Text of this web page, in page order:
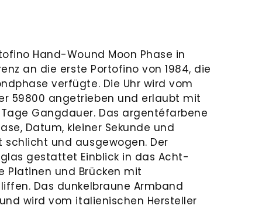
Hand-Wound Moon Phase in
an die erste Portofino von 1984, die
verfügte. Die Uhr wird vom
59800 angetrieben und erlaubt mit
Gangdauer. Das argentéfarbene
Datum, kleiner Sekunde und
schlicht und ausgewogen. Der
gestattet Einblick in das Acht-
Platinen und Brücken mit
Das dunkelbraune Armband
wird vom italienischen Hersteller